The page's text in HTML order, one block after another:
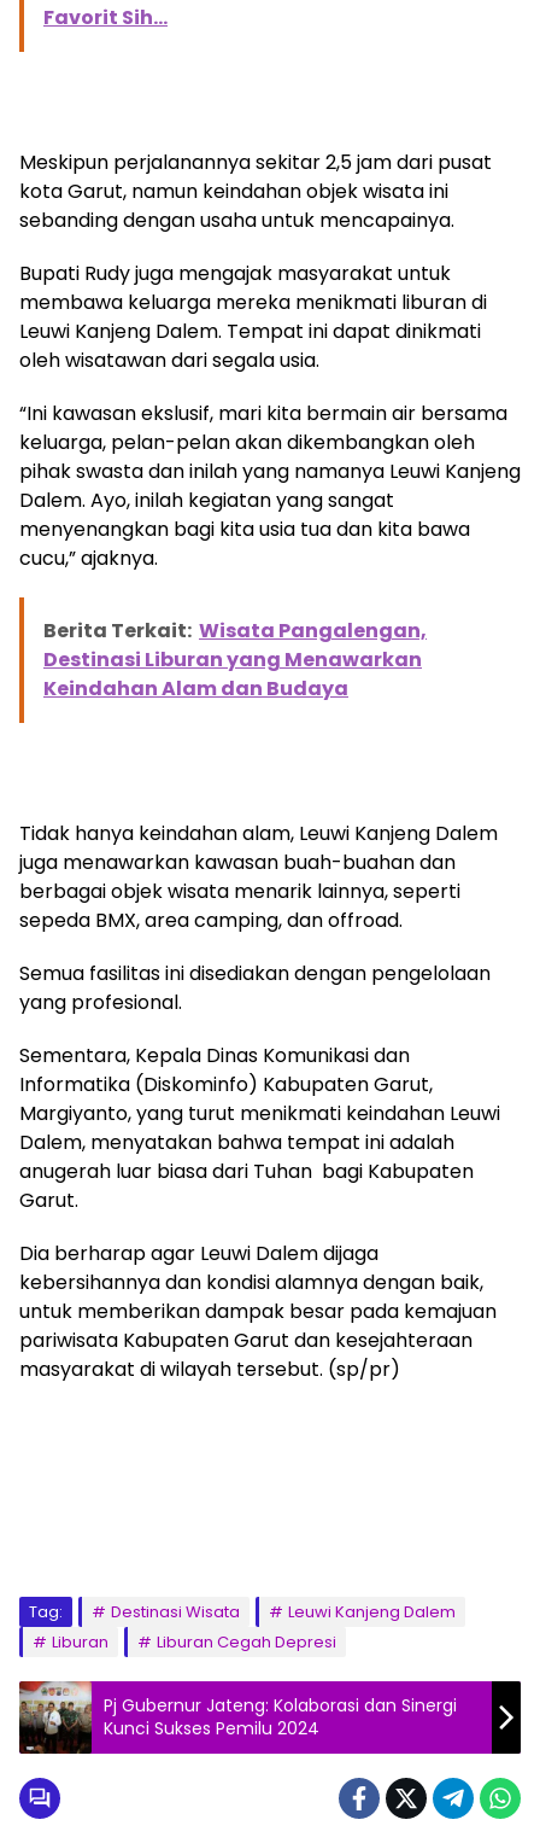
Favorit Sih...
Meskipun perjalanannya sekitar 2,5 jam dari pusat
kota Garut, namun keindahan objek wisata ini
sebanding dengan usaha untuk mencapainya.
Bupati Rudy juga mengajak masyarakat untuk
membawa keluarga mereka menikmati liburan di
Leuwi Kanjeng Dalem. Tempat ini dapat dinikmati
oleh wisatawan dari segala usia.
“Ini kawasan ekslusif, mari kita bermain air bersama
keluarga, pelan-pelan akan dikembangkan oleh
pihak swasta dan inilah yang namanya Leuwi Kanjeng
Dalem. Ayo, inilah kegiatan yang sangat
menyenangkan bagi kita usia tua dan kita bawa
cucu,” ajaknya.
Berita Terkait: Wisata Pangalengan,
Destinasi Liburan yang Menawarkan
Keindahan Alam dan Budaya
Tidak hanya keindahan alam, Leuwi Kanjeng Dalem
juga menawarkan kawasan buah-buahan dan
berbagai objek wisata menarik lainnya, seperti
sepeda BMX, area camping, dan offroad.
Semua fasilitas ini disediakan dengan pengelolaan
yang profesional.
Sementara, Kepala Dinas Komunikasi dan
Informatika (Diskominfo) Kabupaten Garut,
Margiyanto, yang turut menikmati keindahan Leuwi
Dalem, menyatakan bahwa tempat ini adalah
anugerah luar biasa dari Tuhan bagi Kabupaten
Garut.
Dia berharap agar Leuwi Dalem dijaga
kebersihannya dan kondisi alamnya dengan baik,
untuk memberikan dampak besar pada kemajuan
pariwisata Kabupaten Garut dan kesejahteraan
masyarakat di wilayah tersebut. (sp/pr)
Tag: Destinasi Wisata
Leuwi Kanjeng Dalem
Liburan
Liburan Cegah Depresi
Pj Gubernur Jateng: Kolaborasi dan Sinergi
Kunci Sukses Pemilu 2024